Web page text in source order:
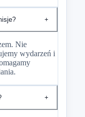
+
Nie
wydarzeń i
+